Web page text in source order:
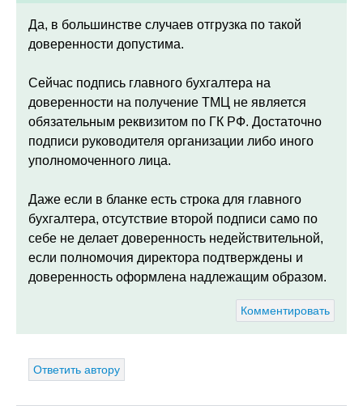
Да, в большинстве случаев отгрузка по такой
доверенности допустима.
Сейчас подпись главного бухгалтера на
доверенности на получение ТМЦ не является
обязательным реквизитом по ГК РФ. Достаточно
подписи руководителя организации либо иного
уполномоченного лица.
Даже если в бланке есть строка для главного
бухгалтера, отсутствие второй подписи само по
себе не делает доверенность недействительной,
если полномочия директора подтверждены и
доверенность оформлена надлежащим образом.
Комментировать
Ответить автору